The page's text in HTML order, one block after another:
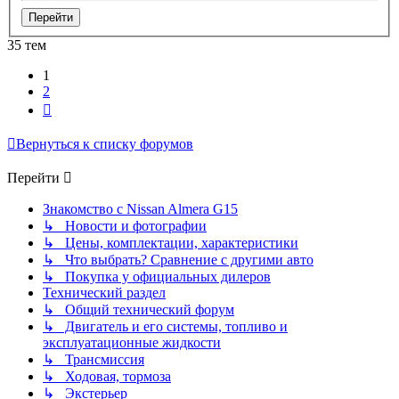
35 тем
1
2
Вернуться к списку форумов
Перейти
Знакомство с Nissan Almera G15
↳ Новости и фотографии
↳ Цены, комплектации, характеристики
↳ Что выбрать? Сравнение с другими авто
↳ Покупка у официальных дилеров
Технический раздел
↳ Общий технический форум
↳ Двигатель и его системы, топливо и
эксплуатационные жидкости
↳ Трансмиссия
↳ Ходовая, тормоза
↳ Экстерьер